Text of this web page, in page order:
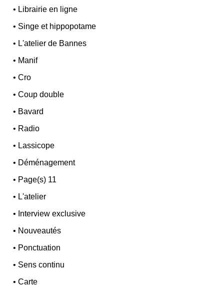
• Librairie en ligne
• Singe et hippopotame
• L'atelier de Bannes
• Manif
•Cro
•Coup double
• Bavard
• Radio
• Lassicope
• Déménagement
• Page(s) 11
• L'atelier
• Interview exclusive
• Nouveautés
• Ponctuation
• Sens continu
•Carte